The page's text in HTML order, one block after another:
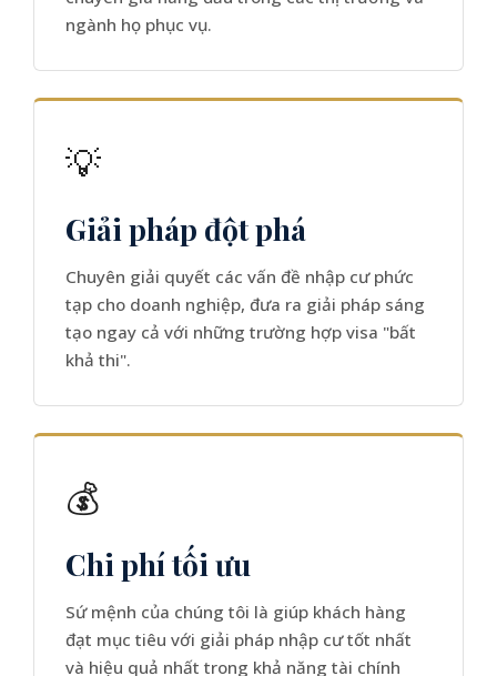
ngành họ phục vụ.
💡
Giải pháp đột phá
Chuyên giải quyết các vấn đề nhập cư phức
tạp cho doanh nghiệp, đưa ra giải pháp sáng
tạo ngay cả với những trường hợp visa "bất
khả thi".
💰
Chi phí tối ưu
Sứ mệnh của chúng tôi là giúp khách hàng
đạt mục tiêu với giải pháp nhập cư tốt nhất
và hiệu quả nhất trong khả năng tài chính